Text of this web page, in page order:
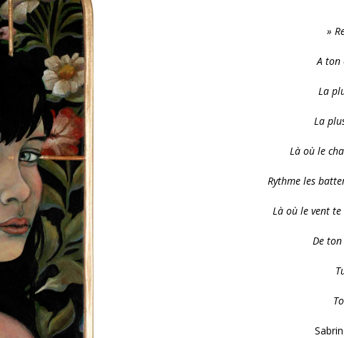
»
A ton
La
La
Là où le
Rythme les
Là où le vent te
De ton